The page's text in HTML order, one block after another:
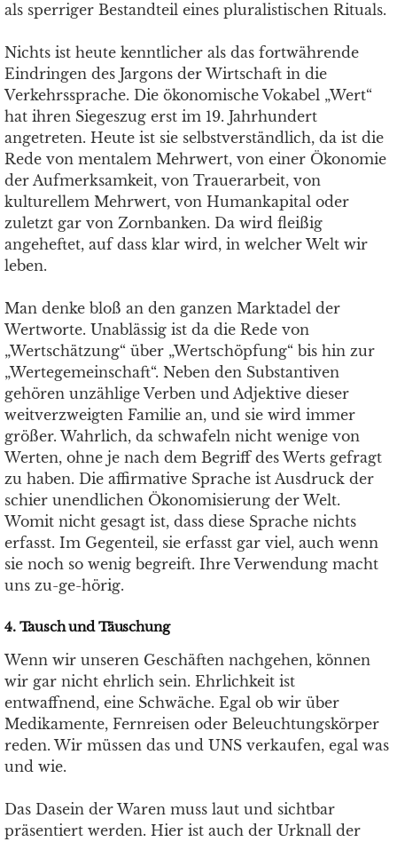
als sperriger Bestandteil eines pluralistischen Rituals.
Nichts ist heute kenntlicher als das fortwährende
Eindringen des Jargons der Wirtschaft in die
Verkehrssprache. Die ökonomische Vokabel „Wert“
hat ihren Siegeszug erst im 19. Jahrhundert
angetreten. Heute ist sie selbstverständlich, da ist die
Rede von mentalem Mehrwert, von einer Ökonomie
der Aufmerksamkeit, von Trauerarbeit, von
kulturellem Mehrwert, von Humankapital oder
zuletzt gar von Zornbanken. Da wird fleißig
angeheftet, auf dass klar wird, in welcher Welt wir
leben.
Man denke bloß an den ganzen Marktadel der
Wertworte. Unablässig ist da die Rede von
„Wertschätzung“ über „Wertschöpfung“ bis hin zur
„Wertegemeinschaft“. Neben den Substantiven
gehören unzählige Verben und Adjektive dieser
weitverzweigten Familie an, und sie wird immer
größer. Wahrlich, da schwafeln nicht wenige von
Werten, ohne je nach dem Begriff des Werts gefragt
zu haben. Die affirmative Sprache ist Ausdruck der
schier unendlichen Ökonomisierung der Welt.
Womit nicht gesagt ist, dass diese Sprache nichts
erfasst. Im Gegenteil, sie erfasst gar viel, auch wenn
sie noch so wenig begreift. Ihre Verwendung macht
uns zu-ge-hörig.
4. Tausch und Täuschung
Wenn wir unseren Geschäften nachgehen, können
wir gar nicht ehrlich sein. Ehrlichkeit ist
entwaffnend, eine Schwäche. Egal ob wir über
Medikamente, Fernreisen oder Beleuchtungskörper
reden. Wir müssen das und UNS verkaufen, egal was
und wie.
Das Dasein der Waren muss laut und sichtbar
präsentiert werden. Hier ist auch der Urknall der